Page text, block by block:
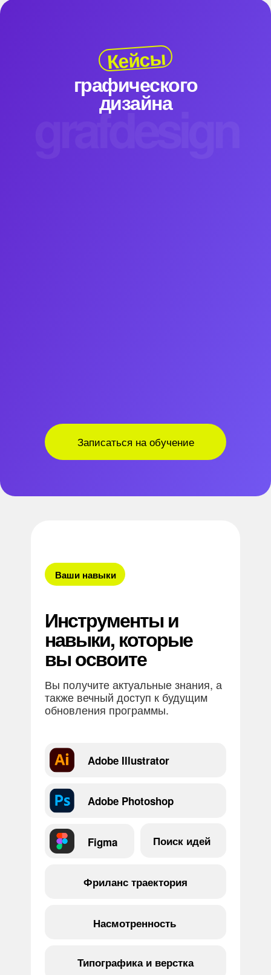
grafdesign
графического
дизайна
Кейсы
Записаться на обучение
Инструменты и
навыки, которые
вы освоите
Adobe Illustrator
Ваши навыки
Вы получите актуальные знания, а
также вечный доступ к будущим
обновления программы.
Adobe Photoshop
Figma Поиск идей
Фриланс траектория
Насмотренность
Типографика и верстка